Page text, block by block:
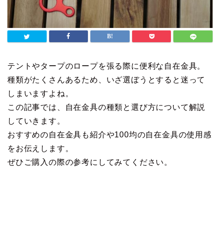
テントやタープのロープを張る際に便利な自在金具。
種類がたくさんあるため、いざ選ぼうとすると迷って
しまいますよね。
この記事では、自在金具の種類と選び方について解説
していきます。
おすすめの自在金具も紹介や100均の自在金具の使用感
をお伝えします。
ぜひご購入の際の参考にしてみてください。